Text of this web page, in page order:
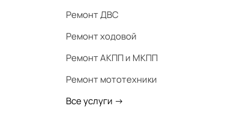
Ремонт ДВС
Ремонт ходовой
Ремонт АКПП и МКПП
Ремонт мототехники
Все услуги ->